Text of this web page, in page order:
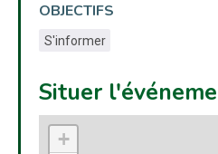
OBJECTIFS
S'informer
Situer
+